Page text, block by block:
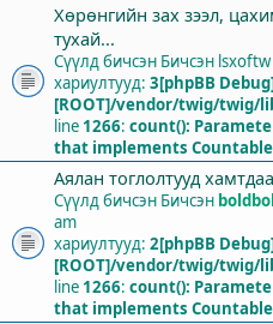
Хөрөнгийн зах зээл,
тухай...
Сүүлд бичсэн Бичсэн lsxoftw
хариултууд: 3[phpBB
[ROOT]/vendor/twig/twig/
line 1266: count():
that implements Countable
Аялан тоглолтууд
Сүүлд бичсэн Бичсэн
am
хариултууд: 2[phpBB
[ROOT]/vendor/twig/twig/
line 1266: count():
that implements Countable